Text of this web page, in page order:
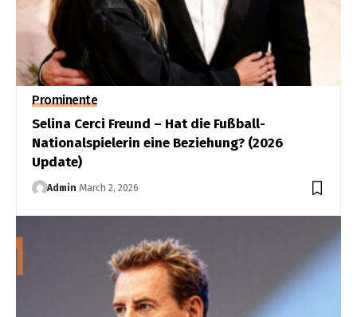
Prominente
Selina Cerci Freund – Hat die Fußball-
Nationalspielerin eine Beziehung? (2026
Update)
Admin March 2, 2026